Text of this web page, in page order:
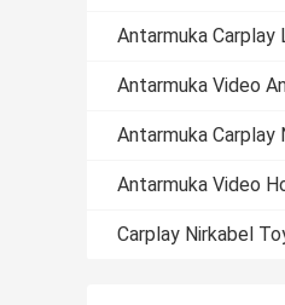
Antarmuka Carplay
Antarmuka Video
Antarmuka Carplay
Antarmuka Video
Carplay Nirkabel